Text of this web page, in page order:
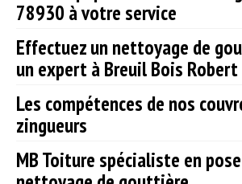
78930 à votre service
Pour s’occuper correctement vos
l’entreprise de couverture MB Toiture
couvreur zingueur qualifiée et
passionnés, ils sont aptes à répondre à
besoins en travaux de gouttières. Quelle
interventions, ils pourront s’en occuper. Ce
la matière qui ont le sens de la précision et
les travaux de gouttières soient parfaits,
Effectuez un nettoyage de
un expert à Breuil Bois Robert
La gouttière est un élément qui assure
pluviales depuis la toiture. Elle est d’une
pour éviter l’infiltration d’eau sur le toit.
ses services pour entretenir et poser
Bois Robert 78930, MB Toiture offre
Les compétences de nos
zingueurs
Nos couvreurs zingueurs 78930 sont de
passionnés par leur métier. Ils ont
MB Toiture spécialiste en